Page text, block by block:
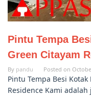
Pintu Tempa
Green Citayam
By pandu Posted on
Pintu Tempa Besi
Residence Kami